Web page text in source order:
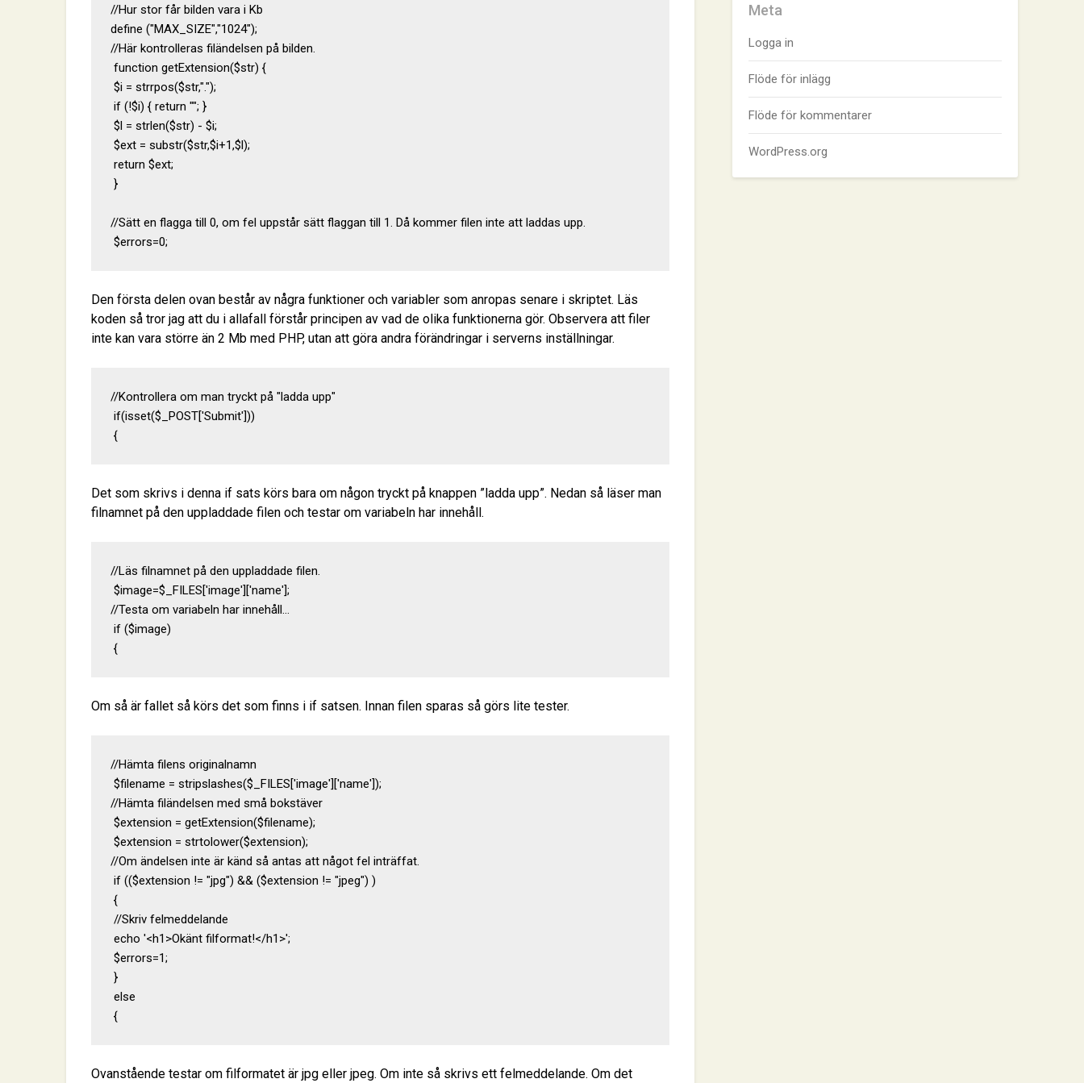
//Hur stor får bilden vara i Kb
define ("MAX_SIZE","1024");
//Här kontrolleras filändelsen på bilden.
function getExtension($str) {
$i = strrpos($str,".");
if (!$i) { return ""; }
$l = strlen($str) - $i;
$ext = substr($str,$i+1,$l);
return $ext;
}
//Sätt en flagga till 0, om fel uppstår sätt flaggan till 1. Då kommer filen inte att laddas upp.
$errors=0;
Den första delen ovan består av några funktioner och variabler som anropas senare i skriptet. Läs
koden så tror jag att du i allafall förstår principen av vad de olika funktionerna gör. Observera att filer
inte kan vara större än 2 Mb med PHP, utan att göra andra förändringar i serverns inställningar.
//Kontrollera om man tryckt på "ladda upp"
if(isset($_POST['Submit']))
{
Det som skrivs i denna if sats körs bara om någon tryckt på knappen ”ladda upp”. Nedan så läser man
filnamnet på den uppladdade filen och testar om variabeln har innehåll.
//Läs filnamnet på den uppladdade filen.
$image=$_FILES['image']['name'];
//Testa om variabeln har innehåll...
if ($image)
{
Om så är fallet så körs det som finns i if satsen. Innan filen sparas så görs lite tester.
//Hämta filens originalnamn
$filename = stripslashes($_FILES['image']['name']);
//Hämta filändelsen med små bokstäver
$extension = getExtension($filename);
$extension = strtolower($extension);
//Om ändelsen inte är känd så antas att något fel inträffat.
if (($extension != "jpg") && ($extension != "jpeg") )
{
//Skriv felmeddelande
echo '<h1>Okänt filformat!</h1>';
$errors=1;
}
else
{
Ovanstående testar om filformatet är jpg eller jpeg. Om inte så skrivs ett felmeddelande. Om det
Meta
Logga in
Flöde för inlägg
Flöde för kommentarer
WordPress.org